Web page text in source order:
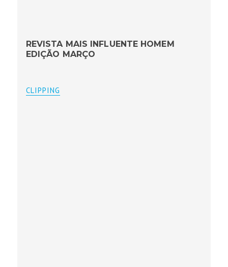
REVISTA MAIS INFLUENTE HOMEM
EDIÇÃO MARÇO
CLIPPING